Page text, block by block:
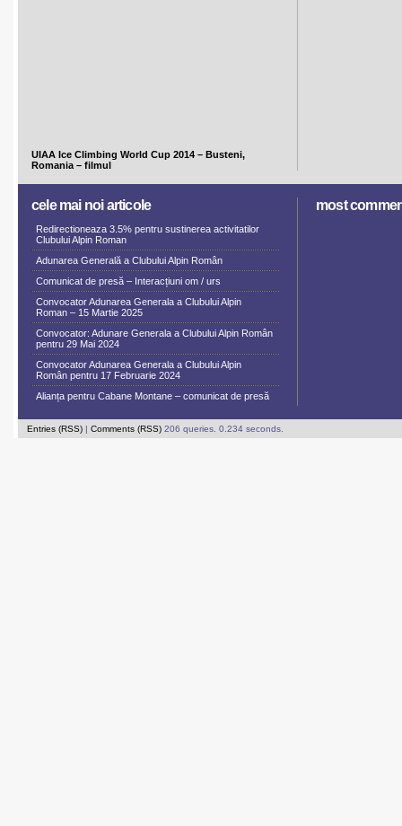
UIAA Ice Climbing World Cup 2014 – Busteni,
Romania – filmul
cele mai noi articole
Redirectioneaza 3.5% pentru sustinerea activitatilor
Clubului Alpin Roman
Adunarea Generală a Clubului Alpin Român
Comunicat de presă – Interacțiuni om / urs
Convocator Adunarea Generala a Clubului Alpin
Roman – 15 Martie 2025
Convocator: Adunare Generala a Clubului Alpin Român
pentru 29 Mai 2024
Convocator Adunarea Generala a Clubului Alpin
Român pentru 17 Februarie 2024
Alianța pentru Cabane Montane – comunicat de presă
most
Entries (RSS) | Comments (RSS) 206 queries. 0.234 seconds.